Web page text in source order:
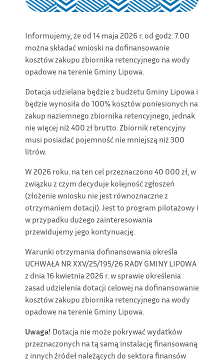
Informujemy, że od 14 maja 2026 r. od godz. 7.00
można składać wnioski na dofinansowanie
kosztów zakupu zbiornika retencyjnego na wody
opadowe na terenie Gminy Lipowa.
Dotacja udzielana będzie z budżetu Gminy Lipowa i
będzie wynosiła do 100% kosztów poniesionych na
zakup naziemnego zbiornika retencyjnego, jednak
nie więcej niż 400 zł brutto. Zbiornik retencyjny
musi posiadać pojemność nie mniejszą niż 300
litrów.
W 2026 roku. na ten cel przeznaczono 40 000 zł, w
związku z czym decyduje kolejność zgłoszeń
(złożenie wniosku nie jest równoznaczne z
otrzymaniem dotacji). Jest to program pilotażowy i
w przypadku dużego zainteresowania
przewidujemy jego kontynuację.
Warunki otrzymania dofinansowania określa
UCHWAŁA NR XXV/25/195/26 RADY GMINY LIPOWA
z dnia 16 kwietnia 2026 r. w sprawie określenia
zasad udzielenia dotacji celowej na dofinansowanie
kosztów zakupu zbiornika retencyjnego na wody
opadowe na terenie Gminy Lipowa.
Uwaga! Dotacja nie może pokrywać wydatków
przeznaczonych na tą samą instalację finansowaną
z innych źródeł należących do sektora finansów